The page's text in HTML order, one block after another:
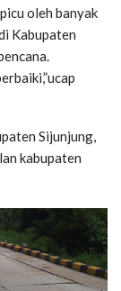
oleh banyak
Kabupaten
Sijunjung,
kabupaten